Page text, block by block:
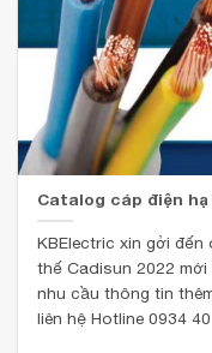
Catalog cáp điện
KBElectric xin gởi
thế Cadisun 2022
nhu cầu thông tin
liên hệ Hotline 0934 40